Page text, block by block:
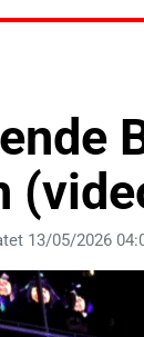
13/05/2026